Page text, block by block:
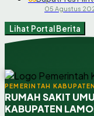
05 Agustus
Lihat Portal Berita
PEMERINTAH
RUMAH SAKIT
KABUPATEN